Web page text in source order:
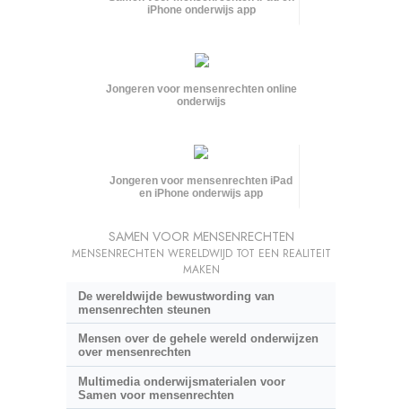
iPhone onderwijs app
Jongeren voor mensenrechten online
onderwijs
Jongeren voor mensenrechten iPad
en iPhone onderwijs app
SAMEN VOOR MENSENRECHTEN
MENSENRECHTEN WERELDWIJD TOT EEN REALITEIT
MAKEN
De wereldwijde bewustwording van
mensenrechten steunen
Mensen over de gehele wereld onderwijzen
over mensenrechten
Multimedia onderwijsmaterialen voor
Samen voor mensenrechten